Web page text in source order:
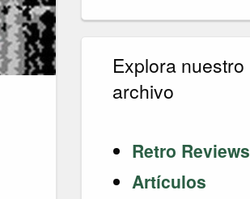
Explora nuestro
archivo
Retro Reviews
Artículos